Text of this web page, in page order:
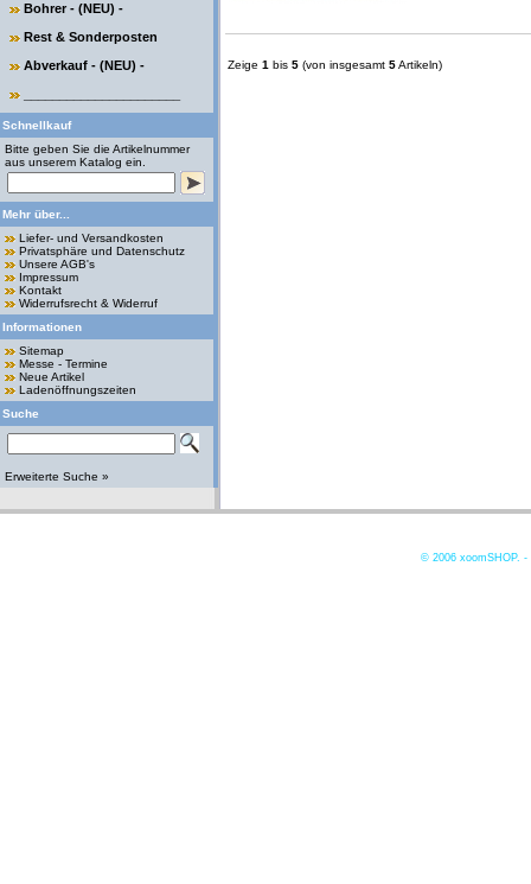
Bohrer - (NEU) -
Rest & Sonderposten
Abverkauf - (NEU) -
Schnellkauf
Bitte geben Sie die Artikelnummer
aus unserem Katalog ein.
Mehr über...
Liefer- und Versandkosten
Privatsphäre und Datenschutz
Unsere AGB's
Impressum
Kontakt
Widerrufsrecht & Widerruf
Informationen
Sitemap
Messe - Termine
Neue Artikel
Ladenöffnungszeiten
Suche
Erweiterte Suche »
Zeige 1 bis 5 (von insgesamt 5Artikeln)
© 2006 xoomSHOP. -